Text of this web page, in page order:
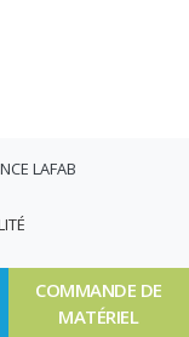
COMMANDE DE
MATÉRIEL
LAFAB